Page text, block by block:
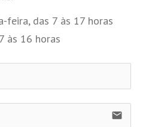
feira, das 7 às 17 horas
às 16 horas
email